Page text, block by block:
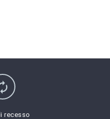
recesso